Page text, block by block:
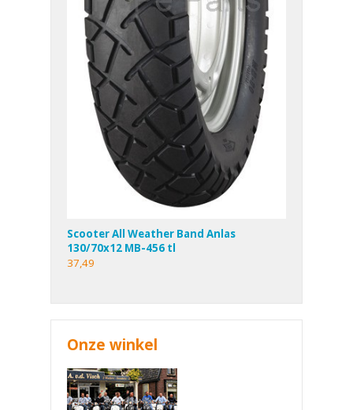
Scooter All Weather Band Anlas
130/70x12 MB-456 tl
37,49
Onze winkel